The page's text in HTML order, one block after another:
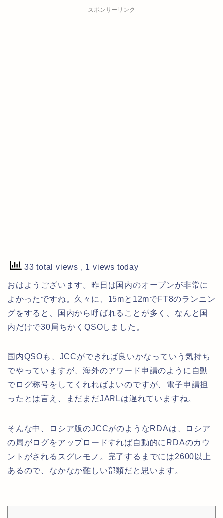
スポンサーリンク
33 total views , 1 views today
おはようございます。昨日は国内のオープンが非常に
よかったですね。久々に、15mと12mでFT8のランニン
グをすると、国内から呼ばれることが多く、なんと国
内だけで30局ちかくQSOしました。
国内QSOも、JCCができれば良いかなっていう気持ち
でやっていますが、海外のアワード申請のように自動
でログ称号をしてくれればよいのですが、電子申請担
ったとは言え、まだまだJARLは遅れていますね。
そんな中、ロシア版のJCCがのようなRDAは、ロシア
の局がログをアップロードすれば自動的にRDAのカウ
ントがされるスグレモノ。完了するまでには2600以上
あるので、なかなか難しい部類だと思います。